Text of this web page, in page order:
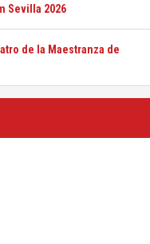
Sevilla 2026
de la Maestranza de